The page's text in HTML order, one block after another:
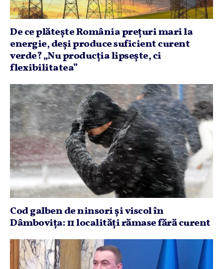
De ce plăteşte România preţuri mari la
energie, deşi produce suficient curent
verde? „Nu producţia lipseşte, ci
flexibilitatea”
Cod galben de ninsori şi viscol în
Dâmboviţa: 11 localităţi rămase fără curent